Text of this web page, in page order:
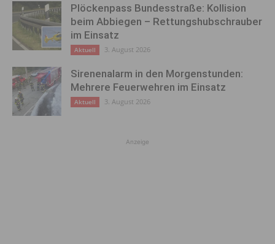
Plöckenpass Bundesstraße: Kollision
beim Abbiegen – Rettungshubschrauber
im Einsatz
Aktuell 3. August 2026
Sirenenalarm in den Morgenstunden:
Mehrere Feuerwehren im Einsatz
Aktuell 3. August 2026
Anzeige